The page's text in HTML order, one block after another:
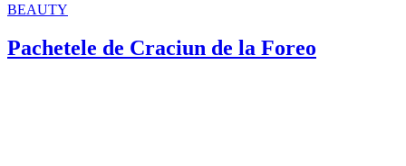
BEAUTY
Pachetele de Craciun de la Foreo